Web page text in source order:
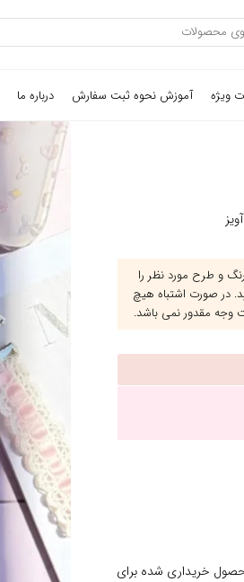
ویژه آموزش نحوه ثبت سفارش درباره ما
و طرح مورد نظر را
در صورت اشتباه هیچ
وجه مقدور نمی باشد.
خریداری شده برای